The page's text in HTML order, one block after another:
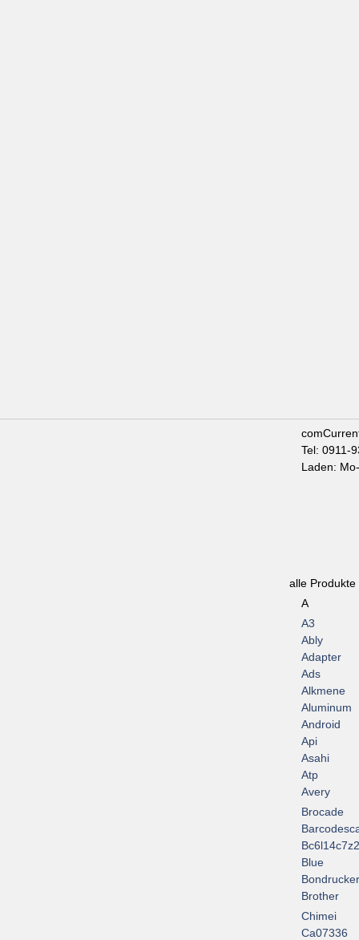
Tel: 0911-
Laden:
alle
A
A3
Ably
Adapter
Ads
Alkmene
Aluminum
Android
Api
Asahi
Atp
Avery
Brocade
Blue
Bondrucker
Brother
Chimei
Ca07336